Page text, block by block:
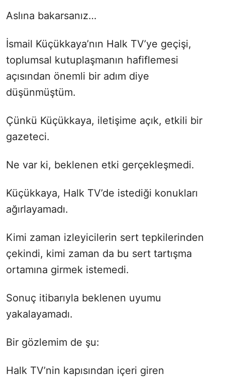
Aslına bakarsanız…
İsmail Küçükkaya’nın Halk TV’ye geçişi,
toplumsal kutuplaşmanın hafiflemesi
açısından önemli bir adım diye
düşünmüştüm.
Çünkü Küçükkaya, iletişime açık, etkili bir
gazeteci.
Ne var ki, beklenen etki gerçekleşmedi.
Küçükkaya, Halk TV’de istediği konukları
ağırlayamadı.
Kimi zaman izleyicilerin sert tepkilerinden
çekindi, kimi zaman da bu sert tartışma
ortamına girmek istemedi.
Sonuç itibarıyla beklenen uyumu
yakalayamadı.
Bir gözlemim de şu:
Halk TV’nin kapısından içeri giren